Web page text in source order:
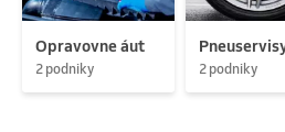
Opravovne áut
2 podniky 2 podniky